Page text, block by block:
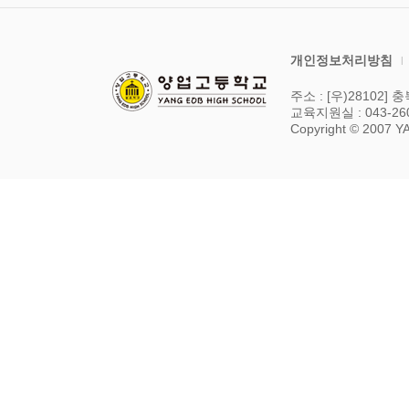
개인정보처리방침 |
주소 : [우)28102]
교육지원실 : 043-
Copyright © 2007